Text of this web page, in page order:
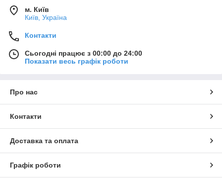
м. Київ
Київ, Україна
Контакти
Сьогодні працює з 00:00 до 24:00
Показати весь графік роботи
Про нас
Контакти
Доставка та оплата
Графік роботи